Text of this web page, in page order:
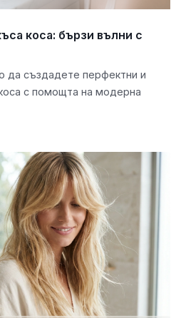
коса: бързи вълни с
да създадете перфектни и
с помощта на модерна